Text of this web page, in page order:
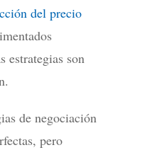
del precio
estrategias son
de negociación
pero